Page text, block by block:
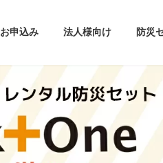
お申込み 法人様向け 防災